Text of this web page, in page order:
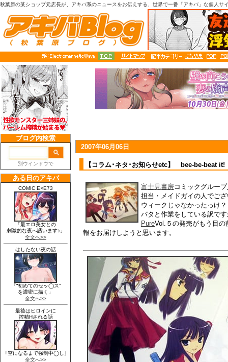
秋葉原の某ショップ元店長が、アキバ系のニュースをお伝えする、世界で一番「アキバ」な個人サ
2007年06月06日
【コラム･ネタ･お知らせetc】 bee-be-beat
富士見書房コミックグループ
担当・メイドガイの人でご
ウィークじゃなかったっけ
バタと作業をしている訳で
PureVol.５の発売がもう目
報をお届けしようと思います。